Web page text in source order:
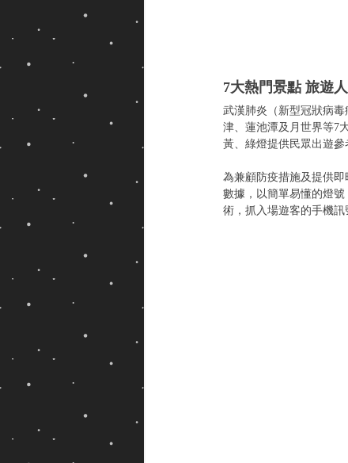
7大熱門景點 旅遊
武漢肺炎（新型冠狀病
津、蓮池潭及月世界等7
黃、綠燈提供民眾出遊參
為兼顧防疫措施及提供
數據，以簡單易懂的燈
術，抓入場遊客的手機訊